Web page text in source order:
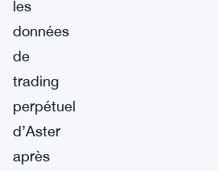
les
données
de
trading
perpétuel
d’Aster
après